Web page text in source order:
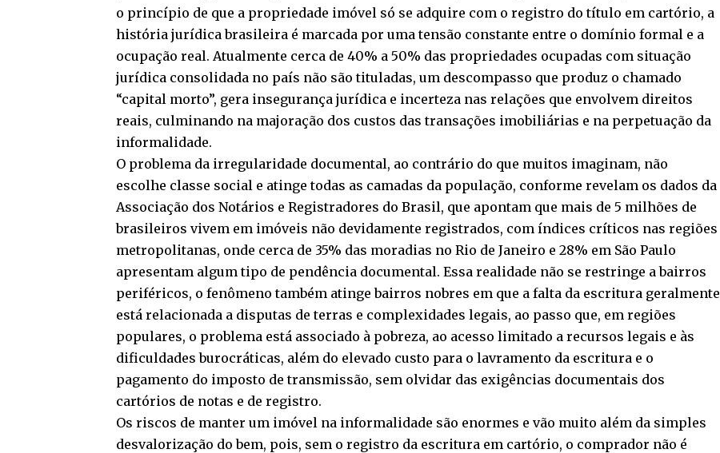
o princípio de que a propriedade imóvel só se adquire com o registro do título em cartório, a
história jurídica brasileira é marcada por uma tensão constante entre o domínio formal e a
ocupação real. Atualmente cerca de 40% a 50% das propriedades ocupadas com situação
jurídica consolidada no país não são tituladas, um descompasso que produz o chamado
“capital morto”, gera insegurança jurídica e incerteza nas relações que envolvem direitos
reais, culminando na majoração dos custos das transações imobiliárias e na perpetuação da
informalidade.
O problema da irregularidade documental, ao contrário do que muitos imaginam, não
escolhe classe social e atinge todas as camadas da população, conforme revelam os dados da
Associação dos Notários e Registradores do Brasil, que apontam que mais de 5 milhões de
brasileiros vivem em imóveis não devidamente registrados, com índices críticos nas regiões
metropolitanas, onde cerca de 35% das moradias no Rio de Janeiro e 28% em São Paulo
apresentam algum tipo de pendência documental. Essa realidade não se restringe a bairros
periféricos, o fenômeno também atinge bairros nobres em que a falta da escritura geralmente
está relacionada a disputas de terras e complexidades legais, ao passo que, em regiões
populares, o problema está associado à pobreza, ao acesso limitado a recursos legais e às
dificuldades burocráticas, além do elevado custo para o lavramento da escritura e o
pagamento do imposto de transmissão, sem olvidar das exigências documentais dos
cartórios de notas e de registro.
Os riscos de manter um imóvel na informalidade são enormes e vão muito além da simples
desvalorização do bem, pois, sem o registro da escritura em cartório, o comprador não é